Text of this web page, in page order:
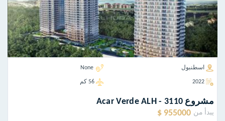
اسطنبول None
2022 56 كم
مشروع Acar Verde ALH - 3110
يبدأ من 955000 $